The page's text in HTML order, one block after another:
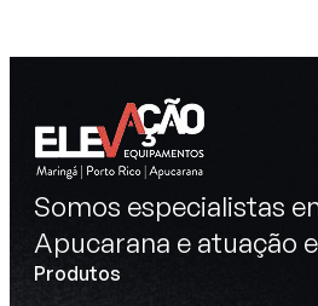
Somos especialistas
Apucarana e atuação
Produtos